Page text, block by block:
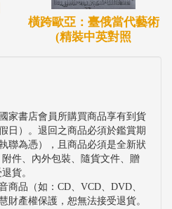
橫跨歐亞：臺俄當代藝術
(精裝中英對照
家書店會員所購買商品享有到貨
日）。退回之商品必須於鑑賞期
聯為憑），且商品必須是全新狀
件、內外包裝、隨貨文件、贈
貨。
商品（如：CD、VCD、DVD、
財產權保護，恕無法接受退貨。